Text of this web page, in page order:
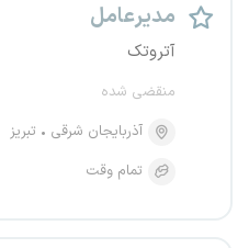
مدیرعامل
آتروتک
منقضی شده
آذربایجان شرقی
تبریز
تمام وقت